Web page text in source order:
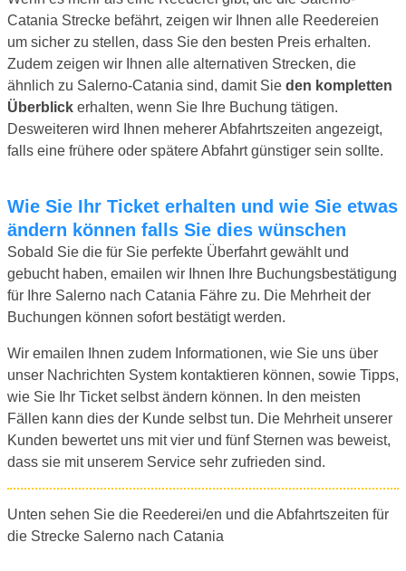
Catania Strecke befährt, zeigen wir Ihnen alle Reedereien
um sicher zu stellen, dass Sie den besten Preis erhalten.
Zudem zeigen wir Ihnen alle alternativen Strecken, die
ähnlich zu Salerno-Catania sind, damit Sie den kompletten
Überblick erhalten, wenn Sie Ihre Buchung tätigen.
Desweiteren wird Ihnen meherer Abfahrtszeiten angezeigt,
falls eine frühere oder spätere Abfahrt günstiger sein sollte.
Wie Sie Ihr Ticket erhalten und wie Sie etwas
ändern können falls Sie dies wünschen
Sobald Sie die für Sie perfekte Überfahrt gewählt und
gebucht haben, emailen wir Ihnen Ihre Buchungsbestätigung
für Ihre Salerno nach Catania Fähre zu. Die Mehrheit der
Buchungen können sofort bestätigt werden.
Wir emailen Ihnen zudem Informationen, wie Sie uns über
unser Nachrichten System kontaktieren können, sowie Tipps,
wie Sie Ihr Ticket selbst ändern können. In den meisten
Fällen kann dies der Kunde selbst tun. Die Mehrheit unserer
Kunden bewertet uns mit vier und fünf Sternen was beweist,
dass sie mit unserem Service sehr zufrieden sind.
Unten sehen Sie die Reederei/en und die Abfahrtszeiten für
die Strecke Salerno nach Catania